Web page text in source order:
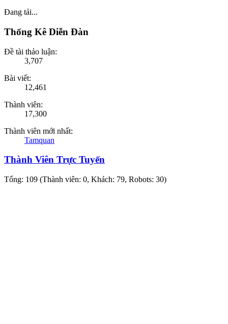
Đang tải...
Thống Kê Diễn Đàn
Đề tài thảo luận:
3,707
Bài viết:
12,461
Thành viên:
17,300
Thành viên mới nhất:
Tamquan
Thành Viên Trực Tuyến
Tổng: 109 (Thành viên: 0, Khách: 79, Robots: 30)